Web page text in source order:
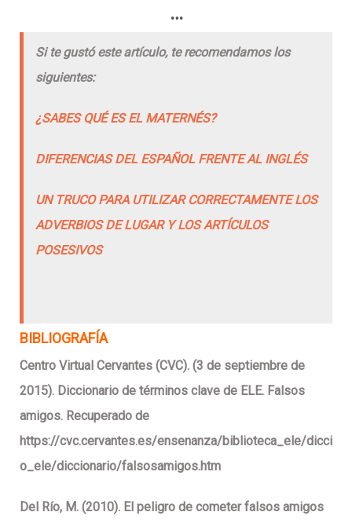
…
Si te gustó este artículo, te recomendamos los
siguientes:
¿SABES QUÉ ES EL MATERNÉS?
DIFERENCIAS DEL ESPAÑOL FRENTE AL INGLÉS
UN TRUCO PARA UTILIZAR CORRECTAMENTE LOS
ADVERBIOS DE LUGAR Y LOS ARTÍCULOS
POSESIVOS
BIBLIOGRAFÍA
Centro Virtual Cervantes (CVC). (3 de septiembre de
2015). Diccionario de términos clave de ELE. Falsos
amigos. Recuperado de
https://cvc.cervantes.es/ensenanza/biblioteca_ele/dicci
o_ele/diccionario/falsosamigos.htm
Del Río, M. (2010). El peligro de cometer falsos amigos